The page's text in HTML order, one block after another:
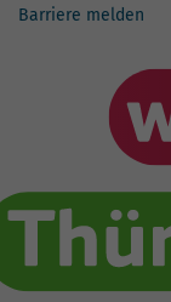
Barriere melden